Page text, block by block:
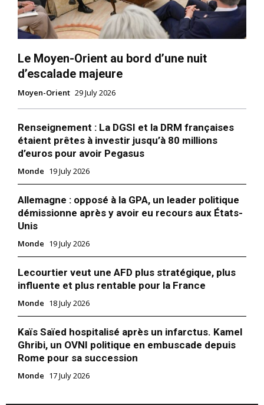
Le Moyen-Orient au bord d’une nuit
d’escalade majeure
Moyen-Orient 29 July 2026
Renseignement : La DGSI et la DRM françaises
étaient prêtes à investir jusqu’à 80 millions
d’euros pour avoir Pegasus
Monde 19 July 2026
Allemagne : opposé à la GPA, un leader politique
démissionne après y avoir eu recours aux États-
Unis
Monde 19 July 2026
Lecourtier veut une AFD plus stratégique, plus
influente et plus rentable pour la France
Monde 18 July 2026
Kaïs Saïed hospitalisé après un infarctus. Kamel
Ghribi, un OVNI politique en embuscade depuis
Rome pour sa succession
Monde 17 July 2026